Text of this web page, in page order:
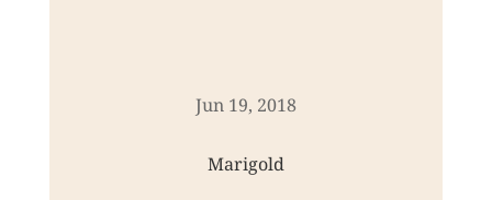
Jun 19, 2018
Marigold